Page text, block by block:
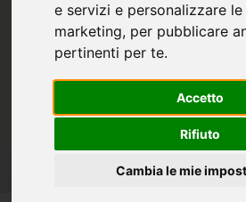
e servizi e personalizzare
marketing, per pubblicare
pertinenti per te.
Accetto
Rifiuto
Cambia le mie